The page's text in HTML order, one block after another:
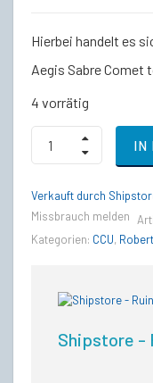
Hierbei handelt es
Aegis Sabre Comet
4 vorrätig
Aegis
Sabre
Comet
RSI
Zeus
2
quantity
IN
Verkauft durch
Missbrauch melden
Kategorien: CCU,
Shipstore -